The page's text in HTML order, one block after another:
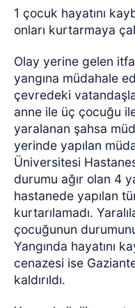
1 çocuk hayatını
onları kurtarmaya
Olay yerine gelen
yangına müdahale
çevredeki
anne ile üç çocuğu
yaralanan şahsa
yerinde yapılan
Üniversitesi
durumu ağır olan 4
hastanede yapılan
kurtarılamadı.
çocuğunun
Yangında hayatını
cenazesi ise
kaldırıldı.